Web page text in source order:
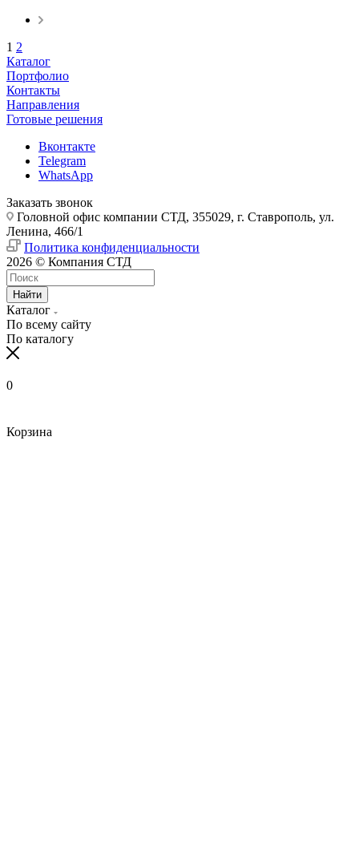
1 2
Каталог
Портфолио
Контакты
Направления
Готовые решения
Вконтакте
Telegram
WhatsApp
Заказать звонок
Головной офис компании СТД, 355029, г. Ставрополь, ул.
Ленина, 466/1
Политика конфиденциальности
2026 © Компания СТД
Найти
Каталог
По всему сайту
По каталогу
0
Корзина